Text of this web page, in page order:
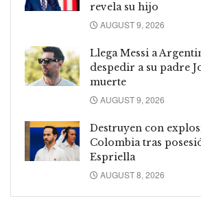
revela su hijo
AUGUST 9, 2026
Llega Messi a
despedir a su padre
muerte
AUGUST 9, 2026
Destruyen con
Colombia tras
Espriella
AUGUST 8, 2026